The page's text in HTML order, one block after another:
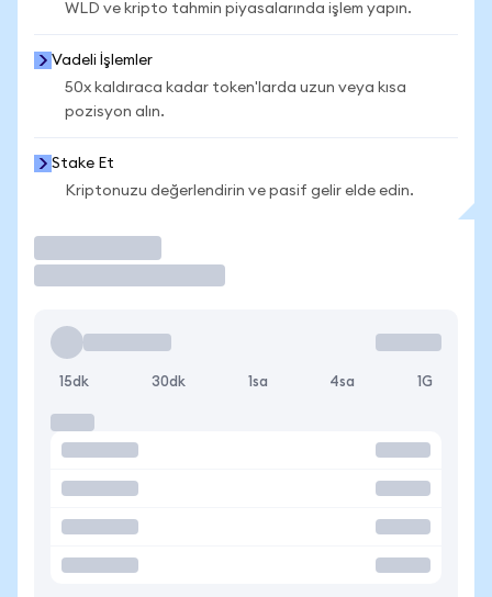
WLD ve kripto tahmin piyasalarında işlem yapın.
Vadeli İşlemler
50x kaldıraca kadar token'larda uzun veya kısa
pozisyon alın.
Stake Et
Kriptonuzu değerlendirin ve pasif gelir elde edin.
15dk 30dk 1sa 4sa 1G